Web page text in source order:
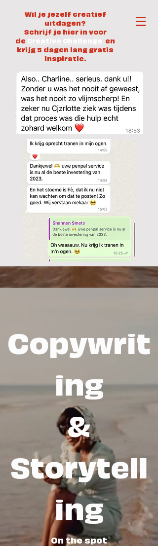
Wil je jezelf creatief
uitdagen?
Schrijf je hier in voor
de Creative Challenge en
krijg 5 dagen lang gratis
inspiratie.
Copywrit
ing
&
Storytell
ing
On the spot